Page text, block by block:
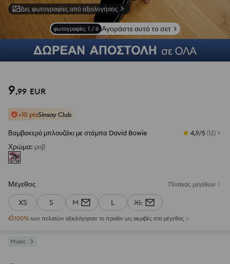
Δες φωτογραφίες από αξιολογήσεις
φωτογραφίες 1 / 6 Αγοράστε αυτό το σετ
9,99 EUR
+10 ptsSinsay Club
Βαμβακερό μπλουζάκι με στάμπα David Bowie 4,9/5 (12)
Χρώμα: μοβ
Μέγεθος Πίνακας μεγεθών
XS S M L XL
100%των πελατών αξιολόγησαν το προϊόν ως ακριβές στο μέγεθος
Music